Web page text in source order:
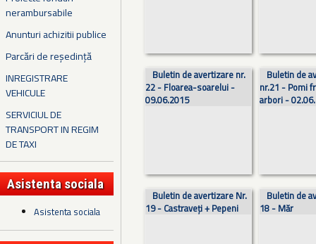
nerambursabile
Anunturi achizitii publice
Parcări de reședință
INREGISTRARE
VEHICULE
SERVICIUL DE
TRANSPORT IN REGIM
DE TAXI
Asistenta sociala
Asistenta sociala
Buletin de avertizare nr.
22 - Floarea-soarelui -
09.06.2015
Buletin de
nr.21 - Pomi
arbori -
Buletin de avertizare Nr.
19 - Castraveți + Pepeni
Buletin de
18 - Măr